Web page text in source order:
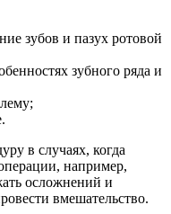
зубов и пазух ротовой
зубного ряда и
в случаях, когда
например,
осложнений и
вмешательство.